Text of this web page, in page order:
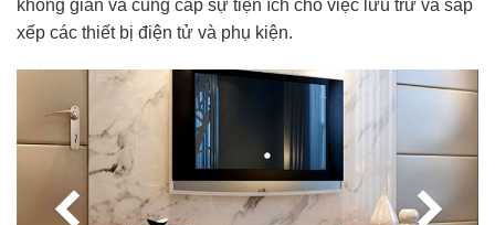
không gian và cung cấp sự tiện ích cho việc lưu trữ và sắp
xếp các thiết bị điện tử và phụ kiện.